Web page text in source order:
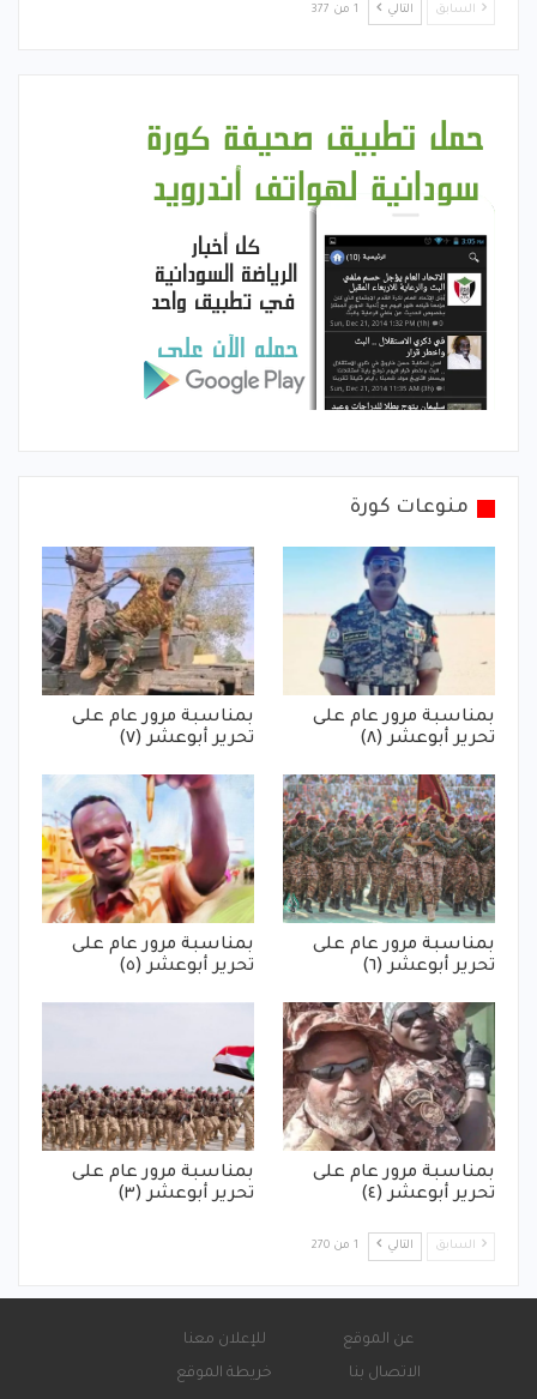
السابق التالي 1 من 377
منوعات كورة
بمناسبة مرور عام على
تحرير أبوعشر (٨)
بمناسبة مرور عام على
تحرير أبوعشر (٧)
بمناسبة مرور عام على
تحرير أبوعشر (٦)
بمناسبة مرور عام على
تحرير أبوعشر (٥)
بمناسبة مرور عام على
تحرير أبوعشر (٤)
بمناسبة مرور عام على
تحرير أبوعشر (٣)
السابق التالي 1 من 270
عن الموقع
للإعلان معنا
الاتصال بنا
خريطة الموقع